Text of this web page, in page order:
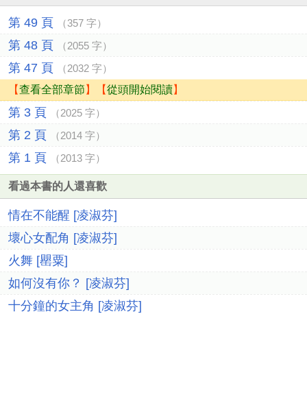
第 49 頁 （357 字）
第 48 頁 （2055 字）
第 47 頁 （2032 字）
【查看全部章節 】【從頭開始閱讀】
第 3 頁 （2025 字）
第 2 頁 （2014 字）
第 1 頁 （2013 字）
看過本書的人還喜歡
情在不能醒 [凌淑芬]
壞心女配角 [凌淑芬]
火舞 [罌粟]
如何沒有你？ [凌淑芬]
十分鐘的女主角 [凌淑芬]